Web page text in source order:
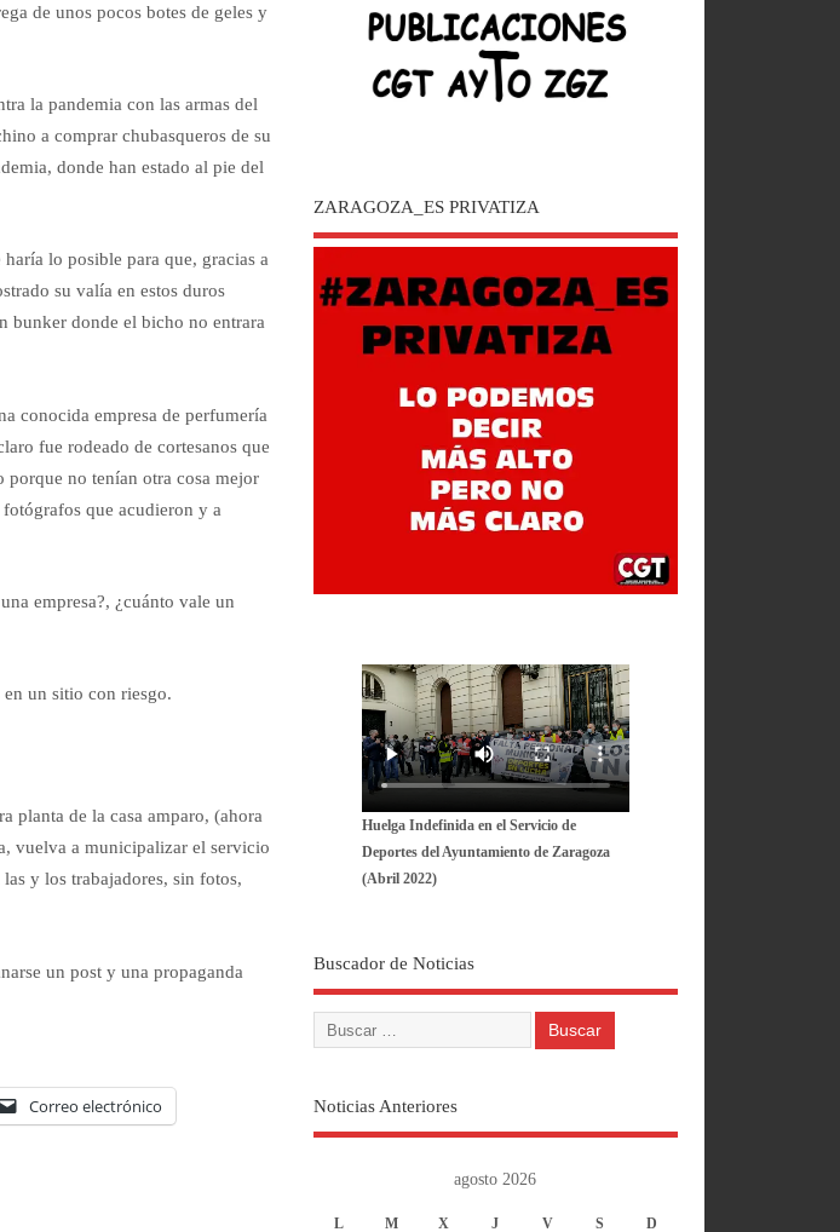
de unos pocos botes de geles y
la pandemia con las armas del
a comprar chubasqueros de su
donde han estado al pie del
lo posible para que, gracias a
su valía en estos duros
bunker donde el bicho no entrara
conocida empresa de perfumería
fue rodeado de cortesanos que
porque no tenían otra cosa mejor
fotógrafos que acudieron y a
empresa?, ¿cuánto vale un
un sitio con riesgo.
planta de la casa amparo, (ahora
vuelva a municipalizar el servicio
y los trabajadores, sin fotos,
un post y una propaganda
Correo electrónico
ZARAGOZA_ES PRIVATIZA
Huelga Indefinida en el Servicio de
Deportes del Ayuntamiento de Zaragoza
(Abril 2022)
Buscador de Noticias
Noticias Anteriores
agosto 2026
L M X J V S
D